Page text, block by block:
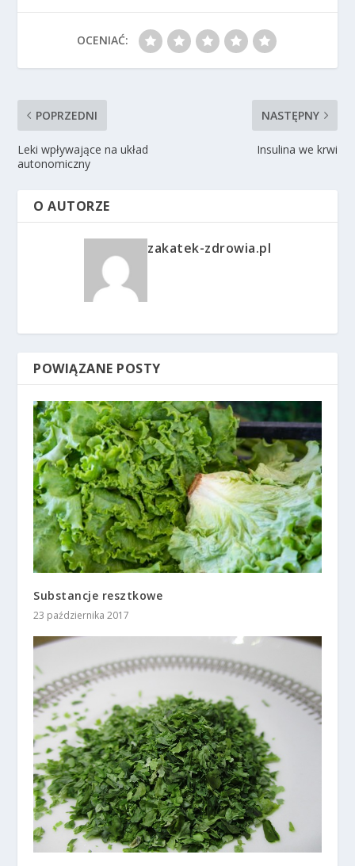
OCENIAĆ:
POPRZEDNI
Leki wpływające na układ
autonomiczny
NASTĘPNY
Insulina we krwi
O AUTORZE
zakatek-zdrowia.pl
POWIĄZANE POSTY
Substancje resztkowe
23 października 2017